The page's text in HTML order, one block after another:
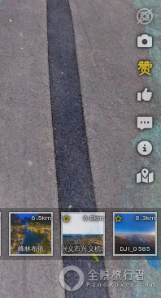
赞
6.5km
峰林布依
6.8km
兴义市兴义机场大像素全景
8.3km
DJI_0585